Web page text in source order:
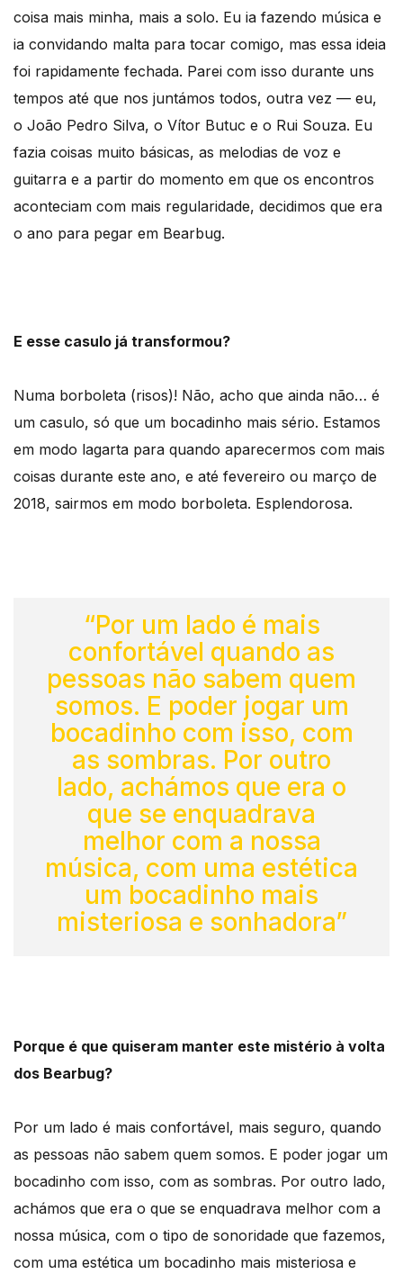
coisa mais minha, mais a solo. Eu ia fazendo música e
ia convidando malta para tocar comigo, mas essa ideia
foi rapidamente fechada. Parei com isso durante uns
tempos até que nos juntámos todos, outra vez — eu,
o João Pedro Silva, o Vítor Butuc e o Rui Souza. Eu
fazia coisas muito básicas, as melodias de voz e
guitarra e a partir do momento em que os encontros
aconteciam com mais regularidade, decidimos que era
o ano para pegar em Bearbug.
E esse casulo já transformou?
Numa borboleta (risos)! Não, acho que ainda não… é
um casulo, só que um bocadinho mais sério. Estamos
em modo lagarta para quando aparecermos com mais
coisas durante este ano, e até fevereiro ou março de
2018, sairmos em modo borboleta. Esplendorosa.
“Por um lado é mais
confortável quando as
pessoas não sabem quem
somos. E poder jogar um
bocadinho com isso, com
as sombras. Por outro
lado, achámos que era o
que se enquadrava
melhor com a nossa
música, com uma estética
um bocadinho mais
misteriosa e sonhadora”
Porque é que quiseram manter este mistério à volta
dos Bearbug?
Por um lado é mais confortável, mais seguro, quando
as pessoas não sabem quem somos. E poder jogar um
bocadinho com isso, com as sombras. Por outro lado,
achámos que era o que se enquadrava melhor com a
nossa música, com o tipo de sonoridade que fazemos,
com uma estética um bocadinho mais misteriosa e